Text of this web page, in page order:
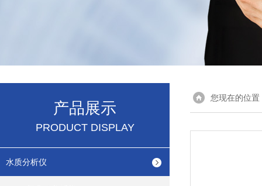
产品展示
PRODUCT DISPLAY
水质分析仪
您现在的位置